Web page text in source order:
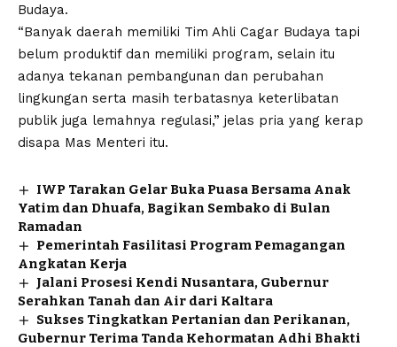
Budaya.
“Banyak daerah memiliki Tim Ahli Cagar Budaya tapi
belum produktif dan memiliki program, selain itu
adanya tekanan pembangunan dan perubahan
lingkungan serta masih terbatasnya keterlibatan
publik juga lemahnya regulasi,” jelas pria yang kerap
disapa Mas Menteri itu.
IWP Tarakan Gelar Buka Puasa Bersama Anak
Yatim dan Dhuafa, Bagikan Sembako di Bulan
Ramadan
Pemerintah Fasilitasi Program Pemagangan
Angkatan Kerja
Jalani Prosesi Kendi Nusantara, Gubernur
Serahkan Tanah dan Air dari Kaltara
Sukses Tingkatkan Pertanian dan Perikanan,
Gubernur Terima Tanda Kehormatan Adhi Bhakti